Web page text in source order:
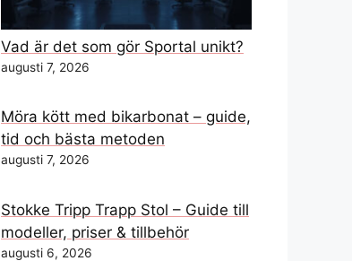
Vad är det som gör Sportal unikt?
augusti 7, 2026
Möra kött med bikarbonat – guide,
tid och bästa metoden
augusti 7, 2026
Stokke Tripp Trapp Stol – Guide till
modeller, priser & tillbehör
augusti 6, 2026